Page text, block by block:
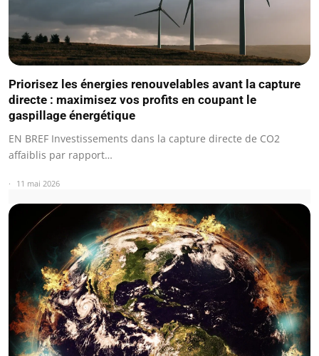
Priorisez les énergies renouvelables avant la capture
directe : maximisez vos profits en coupant le
gaspillage énergétique
EN BREF Investissements dans la capture directe de CO2
affaiblis par rapport…
11 mai 2026